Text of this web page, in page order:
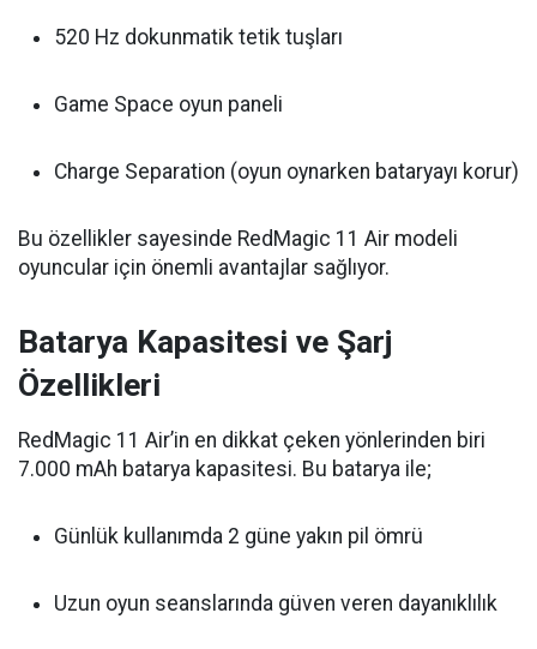
520 Hz dokunmatik tetik tuşları
Game Space oyun paneli
Charge Separation (oyun oynarken bataryayı korur)
Bu özellikler sayesinde RedMagic 11 Air modeli
oyuncular için önemli avantajlar sağlıyor.
Batarya Kapasitesi ve Şarj
Özellikleri
RedMagic 11 Air’in en dikkat çeken yönlerinden biri
7.000 mAh batarya kapasitesi. Bu batarya ile;
Günlük kullanımda 2 güne yakın pil ömrü
Uzun oyun seanslarında güven veren dayanıklılık